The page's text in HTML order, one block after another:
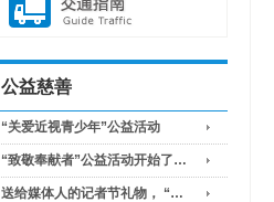
公益慈善
“关爱近视青少年”公益活动
“致敬奉献者”公益活动开始了…
送给媒体人的记者节礼物， “…